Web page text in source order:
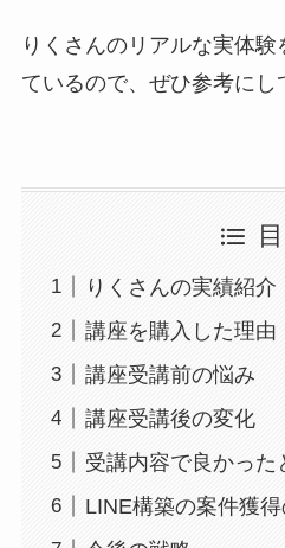
りくさんのリアルな実体
ているので、ぜひ参考にし
りくさんの実績紹介
講座を購入した理由
講座受講前の悩み
講座受講後の変化
受講内容で良かった
LINE構築の案件獲